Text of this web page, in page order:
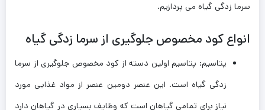
سرما زدگی گیاه می پردازیم.
انواع کود مخصوص جلوگیری از سرما زدگی گیاه
پتاسیم: پتاسیم اولین دسته از کود مخصوص جلوگیری از سرما
زدگی گیاه است. این عنصر دومین عنصر از مواد غذایی مورد
نیاز برای تمامی گیاهان است که وظایف بسیاری در گیاهان دارد